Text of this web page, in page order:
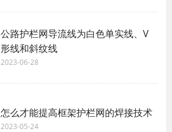
公路护栏网导流线为白色单实线、V
形线和斜纹线
2023-06-28
怎么才能提高框架护栏网的焊接技术
2023-05-24